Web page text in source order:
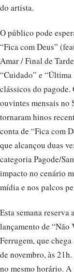
do artista.
O público pode
“Fica com Deus”
Amar / Final de
“Cuidado” e
clássicos do
ouvintes mensais no
tornaram hinos
conta de “Fica com
que alcançou duas
categoria Pagode/
impacto no cenário
mídia e nos palcos
Esta semana reserva
lançamento de “Não
Ferrugem, que
de novembro, às
no mesmo horário.